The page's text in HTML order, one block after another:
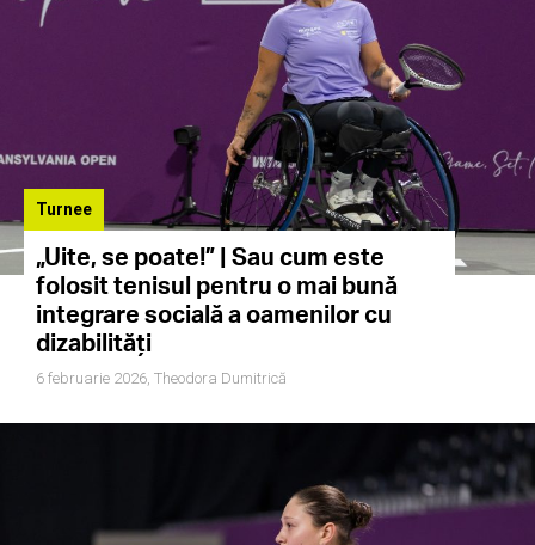
Turnee
„Uite, se poate!” | Sau cum este
folosit tenisul pentru o mai bună
integrare socială a oamenilor cu
dizabilități
6 februarie 2026, Theodora Dumitrică